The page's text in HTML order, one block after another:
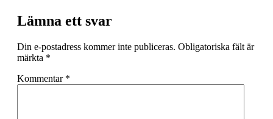
Lämna ett svar
Din e-postadress kommer inte publiceras. Obligatoriska fält är
märkta *
Kommentar *